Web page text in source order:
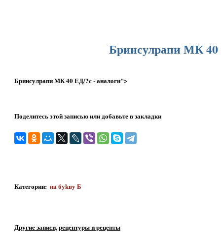
Бринсулрапи МК
Бринсулрапи МК 40 ЕД/?с - аналоги">
Поделитесь этой записью или добавьте в закладки
Категории: нa бykвy Б
Другие записи, рецептуры и рецепты